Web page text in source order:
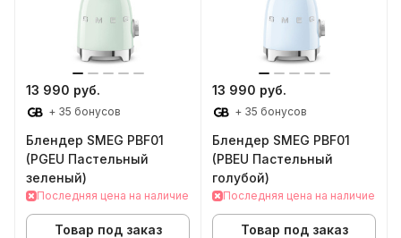
13 990 руб.
+ 35 бонусов
Блендер SMEG PBF01
(PGEU Пастельный
зеленый)
Последняя цена на наличие
Товар под заказ
13 990 руб.
+ 35 бонусов
Блендер SMEG PBF01
(PBEU Пастельный
голубой)
Последняя цена на наличие
Товар под заказ